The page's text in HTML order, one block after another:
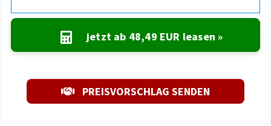
jetzt ab 48,49 EUR leasen »
PREISVORSCHLAG SENDEN